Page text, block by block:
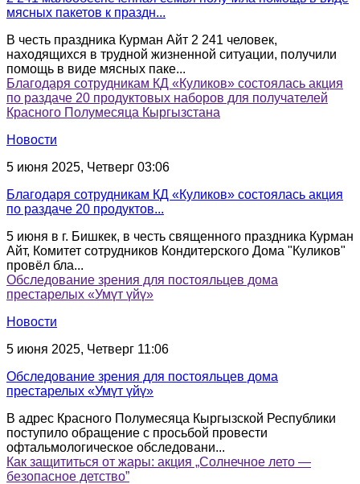
мясных пакетов к праздн...
В честь праздника Курман Айт 2 241 человек,
находящихся в трудной жизненной ситуации, получили
помощь в виде мясных паке...
Благодаря сотрудникам КД «Куликов» состоялась акция
по раздаче 20 продуктовых наборов для получателей
Красного Полумесяца Кыргызстана
Новости
5 июня 2025, Четверг 03:06
Благодаря сотрудникам КД «Куликов» состоялась акция
по раздаче 20 продуктов...
5 июня в г. Бишкек, в честь священного праздника Курман
Айт, Комитет сотрудников Кондитерского Дома "Куликов"
провёл бла...
Обследование зрения для постояльцев дома
престарелых «Умүт үйү»
Новости
5 июня 2025, Четверг 11:06
Обследование зрения для постояльцев дома
престарелых «Умүт үйү»
В адрес Красного Полумесяца Кыргызской Республики
поступило обращение с просьбой провести
офтальмологическое обследовани...
Как защититься от жары: акция „Солнечное лето —
безопасное детство”